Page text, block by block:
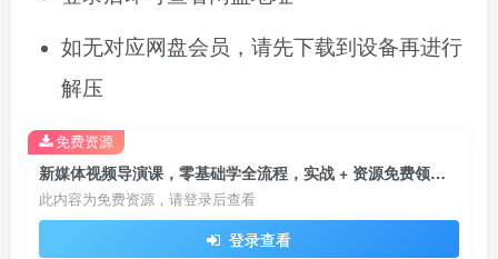
如无对应网盘会员，请先下载到设备再进行
解压
新媒体视频导演课，零基础学全流程，实战 + 资源免费领！！！
此内容为免费资源，请登录后查看
登录查看
免费资源